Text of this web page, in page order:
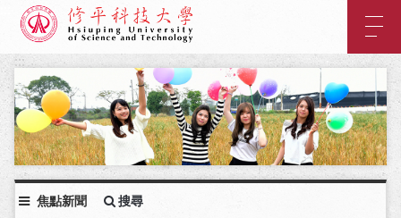
內
容
區
塊
:::
焦點新聞 搜尋